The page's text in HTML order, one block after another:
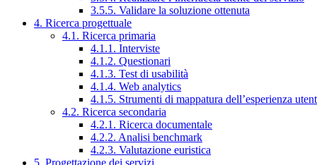
3.5.5. Validare la soluzione ottenuta
4. Ricerca progettuale
4.1. Ricerca primaria
4.1.1. Interviste
4.1.2. Questionari
4.1.3. Test di usabilità
4.1.4. Web analytics
4.1.5. Strumenti di mappatura dell’esperienza
4.2. Ricerca secondaria
4.2.1. Ricerca documentale
4.2.2. Analisi benchmark
4.2.3. Valutazione euristica
5. Progettazione dei servizi